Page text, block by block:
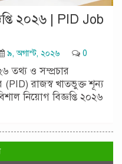
২০২৬ | PID Job
৯, অগাস্ট, ২০২৬ 0
তথ্য ও সম্প্রচার
(PID) রাজস্ব খাতভুক্ত শূন্য
নিয়োগ বিজ্ঞপ্তি ২০২৬